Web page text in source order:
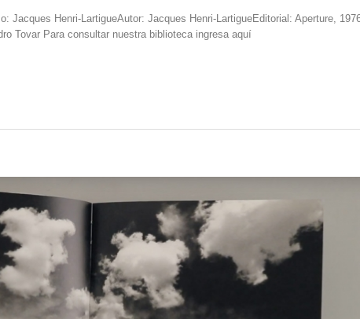
Jacques Henri-LartigueAutor: Jacques Henri-LartigueEditorial: Aperture,
Tovar Para consultar nuestra biblioteca ingresa aquí